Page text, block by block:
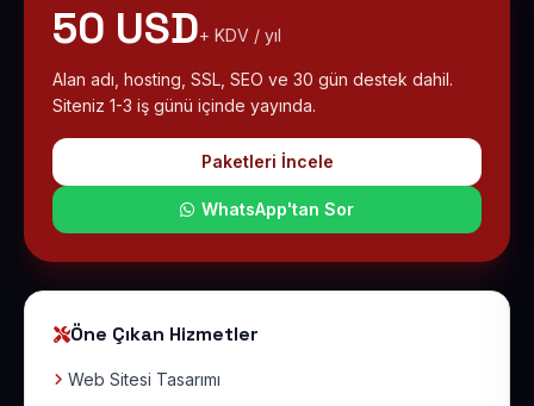
50 USD+ KDV / yıl
Alan adı, hosting, SSL, SEO ve 30 gün destek dahil.
Siteniz 1-3 iş günü içinde yayında.
Paketleri İncele
WhatsApp'tan Sor
Öne Çıkan Hizmetler
Web Sitesi Tasarımı